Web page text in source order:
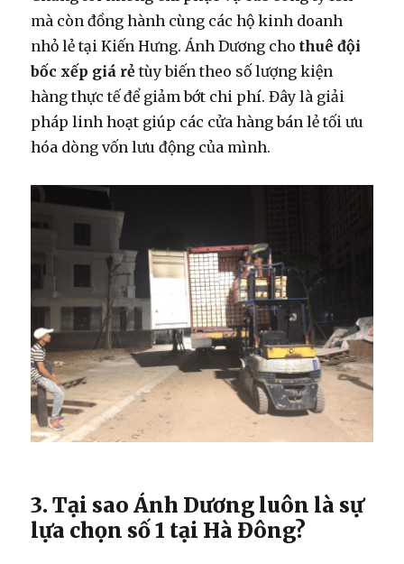
mà còn đồng hành cùng các hộ kinh doanh
nhỏ lẻ tại Kiến Hưng. Ánh Dương chothuê đội
bốc xếp giá rẻ tùy biến theo số lượng kiện
hàng thực tế để giảm bớt chi phí. Đây là giải
pháp linh hoạt giúp các cửa hàng bán lẻ tối ưu
hóa dòng vốn lưu động của mình.
3. Tại sao Ánh Dương luôn là sự
lựa chọn số 1 tại Hà Đông?